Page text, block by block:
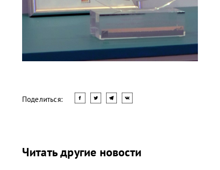
Поделиться:
Читать другие новости